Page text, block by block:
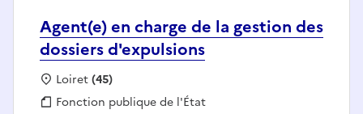
Agent(e) en charge de la gestion des
dossiers d'expulsions
Localisation :
Loiret(45)
Fonction publique :
Fonction publique de l'État